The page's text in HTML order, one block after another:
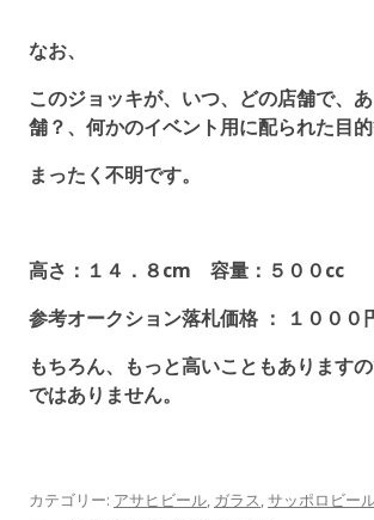
なお、
このジョッキが、いつ、どの店舗で、
舗？、何かのイベント用に配られた目的
まったく不明です。
高さ：１４．８cm 容量：５００cc
参考オークション落札価格 ： １０００
もちろん、もっと高いこともあります
ではありません。
カテゴリー: アサヒビール, ガラス,サッポロビー